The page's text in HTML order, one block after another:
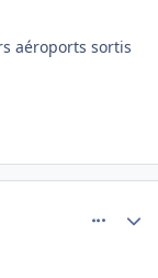
aéroports sortis